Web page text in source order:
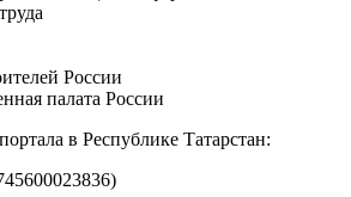
в Республике Татарстан: